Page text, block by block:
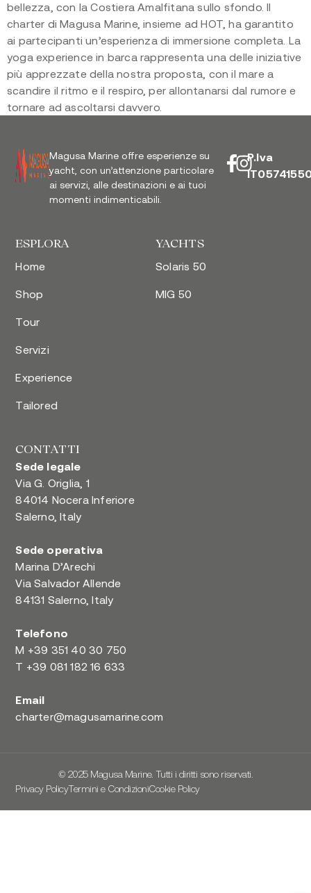
bellezza, con la Costiera Amalfitana sullo sfondo. Il
charter di Magusa Marine, insieme ad HOT, ha garantito
ai partecipanti un’esperienza di immersione completa. La
yoga experience in barca rappresenta una delle iniziative
più apprezzate della nostra proposta, con il mare a
scandire il ritmo e il respiro, per allontanarsi dal rumore e
tornare ad ascoltarsi davvero.
Magusa Marine offre esperienze su
yacht, con un’attenzione particolare
ai servizi, alle destinazioni e ai tuoi
momenti indimenticabili.
P.Iva
ESPLORA
Home
Shop
Tour
Servizi
Experience
Tailored
YACHTS
Solaris 50
MIG 50
CONTATTI
Sede legale
Via G. Origlia, 1
84014 Nocera Inferiore
Salerno, Italy
Sede operativa
Marina D’Arechi
Via Salvador Allende
84131 Salerno, Italy
Telefono
M +39 351 40 30 750
T +39 081 182 16 633
Email
charter@magusamarine.com
© 2025 Magusa Marine. Tutti i diritti sono riservati.
Privacy PolicyTermini e CondizioniCookie Policy